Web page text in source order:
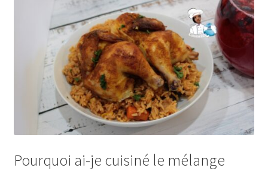
Pourquoi ai-je cuisiné le mélange